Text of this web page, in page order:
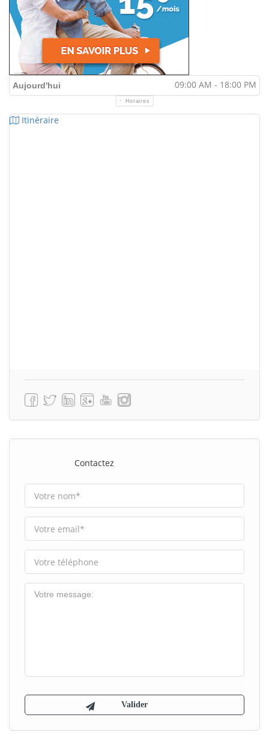
Aujourd'hui 09:00 AM - 18:00 PM
Horaires
Itinéraire
Contactez